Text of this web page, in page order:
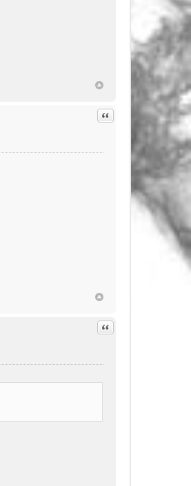
Citation
Citation